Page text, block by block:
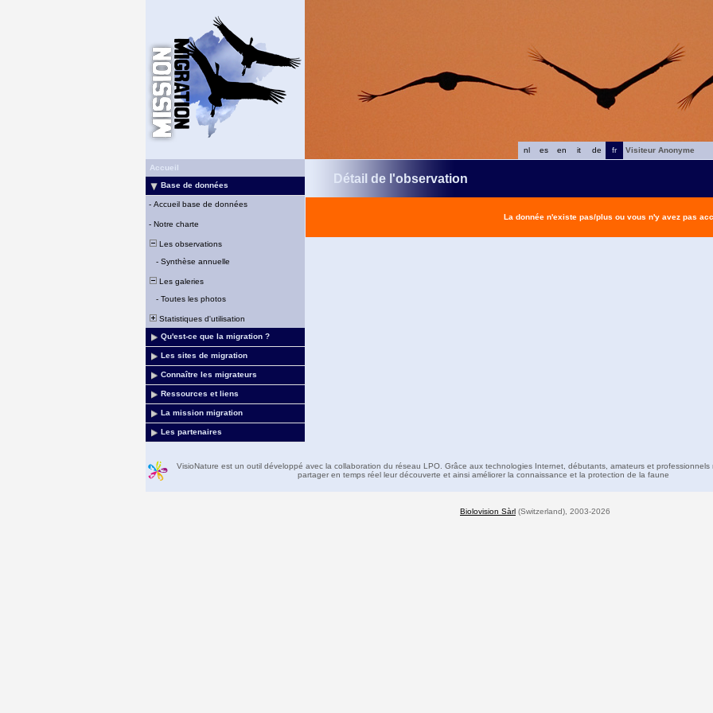
fr
de
it
en
es
nl
Visiteur Anonyme
Accueil
Base de données
- Accueil base de données
- Notre charte
Les observations
- Synthèse annuelle
Les galeries
- Toutes les photos
Statistiques d'utilisation
Qu'est-ce que la migration ?
Les sites de migration
Connaître les migrateurs
Ressources et liens
La mission migration
Les partenaires
Détail de l'observation
La donnée n'existe pas/plus ou vous n'y avez pas
VisioNature est un outil développé avec la collaboration du réseau LPO. Grâce aux technologies Internet, débutants, amateurs et professionnels
partager en temps réel leur découverte et ainsi améliorer la connaissance et la protection de la faune
Biolovision Sàrl (Switzerland), 2003-2026